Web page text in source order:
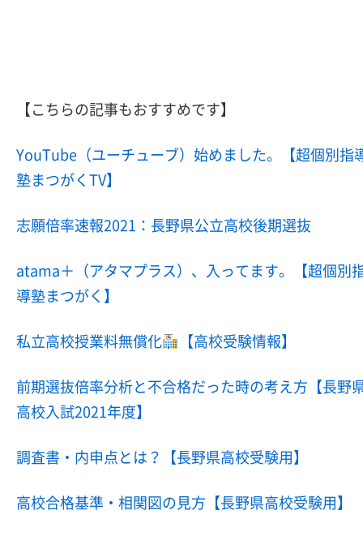
【こちらの記事もおすすめです】
YouTube（ユーチューブ）始めました。【超個別指
塾まつがくTV】
志願倍率速報2021：長野県公立高校後期選抜
atama＋（アタマプラス）、入ってます。【超個別
導塾まつがく】
私立高校授業料無償化 【高校受験情報】
前期選抜倍率分析と不合格だった時の考え方【長野
高校入試2021年度】
調査書・内申点とは？【長野県高校受験用】
高校合格基準・相関図の見方【長野県高校受験用】